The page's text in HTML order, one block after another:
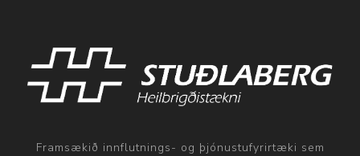
Framsækið innflutnings- og þjónustufyrirtæki sem